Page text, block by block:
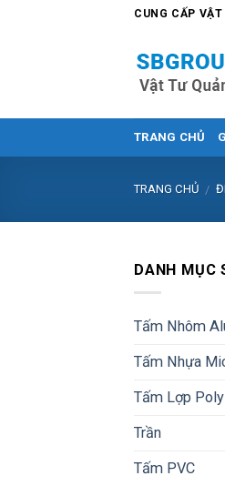
CUNG CẤP
TRANG CHỦ
TRANG CHỦ /
DANH MỤC
Tấm Nhôm
Tấm Nhựa
Tấm Lợp Poly
Trần
Tấm PVC